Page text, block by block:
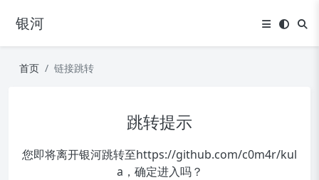
银河
首页 链接跳转
跳转提示
您即将离开银河跳转至https://github.com/c0m4r/kul
a ，确定进入吗？